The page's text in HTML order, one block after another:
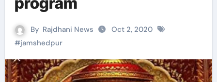
By Rajdhani News
Oct 2, 2020
#jamshedpur